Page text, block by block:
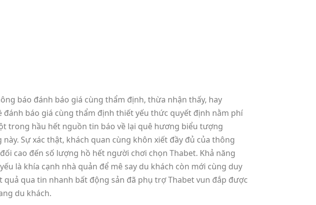
báo đánh báo giá cùng thẩm định, thừa nhận thấy, hay
báo giá cùng thẩm định thiết yếu thức quyết định nằm phí
trong hầu hết nguồn tin báo về lại quê hương biểu tượng
Sự xác thật, khách quan cùng khôn xiết đầy đủ của thông
cao đến số lượng hồ hết người chơi chọn Thabet. Khả năng
là khía cạnh nhà quản để mê say du khách còn mới cùng duy
qua tin nhanh bất động sản đã phụ trợ Thabet vun đắp được
du khách.